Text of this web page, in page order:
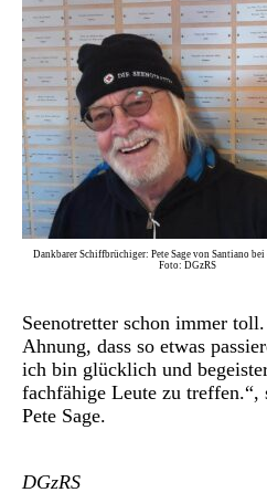
Dankbarer Schiffbrüchiger: Pete Sage von Santiano bei
Foto: DGzRS
Seenotretter schon immer
Ahnung, dass so etwas
ich bin glücklich und
fachfähige Leute zu treffen.“,
Pete Sage.
DGzRS